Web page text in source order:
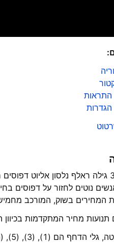
התראות
הגדרות
בשנות ה־30 גילה ראלף נלסון
נוטים לחזור על דפוסים
המחירים בשוק, המורכב
מחיר המתקדמות